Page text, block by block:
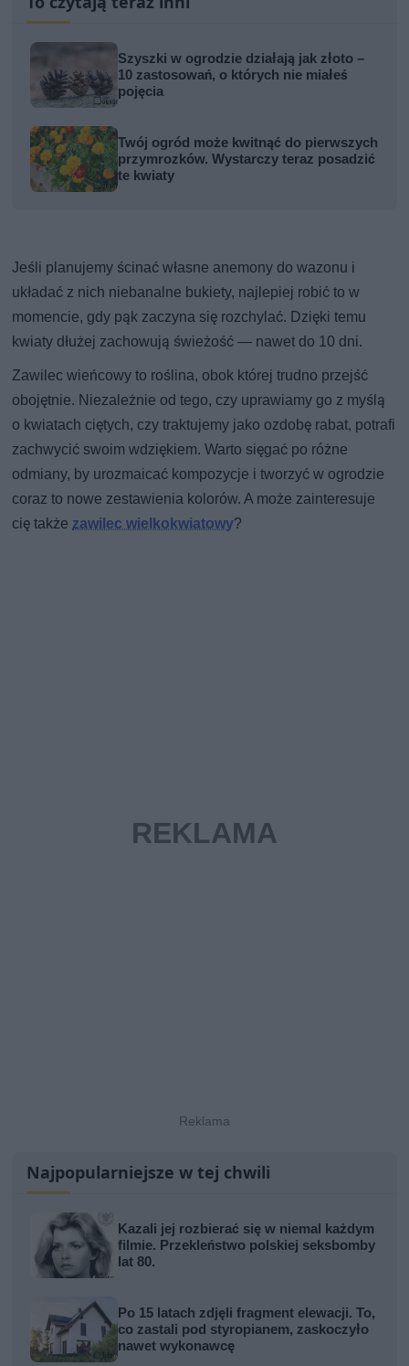
Szyszki w ogrodzie działają jak złoto –
10 zastosowań, o których nie miałeś
pojęcia
Twój ogród może kwitnąć do pierwszych
przymrozków. Wystarczy teraz posadzić
te kwiaty
Jeśli planujemy ścinać własne anemony do wazonu i
układać z nich niebanalne bukiety, najlepiej robić to w
momencie, gdy pąk zaczyna się rozchylać. Dzięki temu
kwiaty dłużej zachowują świeżość — nawet do 10 dni.
Zawilec wieńcowy to roślina, obok której trudno przejść
obojętnie. Niezależnie od tego, czy uprawiamy go z myślą
o kwiatach ciętych, czy traktujemy jako ozdobę rabat, potrafi
zachwycić swoim wdziękiem. Warto sięgać po różne
odmiany, by urozmaicać kompozycje i tworzyć w ogrodzie
coraz to nowe zestawienia kolorów. A może zainteresuje
cię także zawilec wielkokwiatowy?
Najpopularniejsze w tej chwili
Kazali jej rozbierać się w niemal każdym
filmie. Przekleństwo polskiej seksbomby
lat 80.
Po 15 latach zdjęli fragment elewacji. To,
co zastali pod styropianem, zaskoczyło
nawet wykonawcę